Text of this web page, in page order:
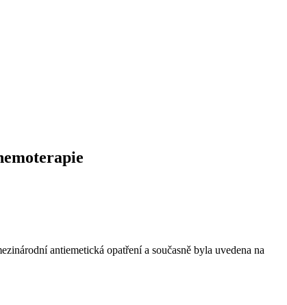
antiemetická opatření a současně byla uvedena na